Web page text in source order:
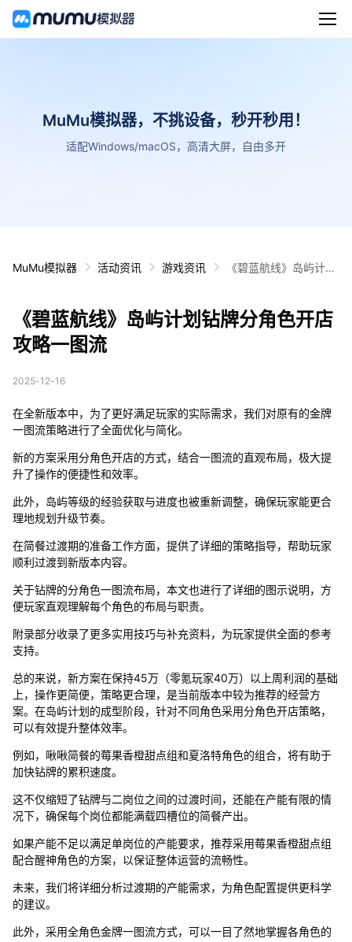
MuMu模拟器，不挑设备，秒开秒用！
适配Windows/macOS，高清大屏，自由多开
MuMu模拟器 活动资讯 游戏资讯
《碧蓝航线》岛屿计划
《碧蓝航线》岛屿计划钻牌分角色开店
攻略一图流
2025-12-16
在全新版本中，为了更好满足玩家的实际需求，我们对原有的金牌
一图流策略进行了全面优化与简化。
新的方案采用分角色开店的方式，结合一图流的直观布局，极大提
升了操作的便捷性和效率。
此外，岛屿等级的经验获取与进度也被重新调整，确保玩家能更合
理地规划升级节奏。
在简餐过渡期的准备工作方面，提供了详细的策略指导，帮助玩家
顺利过渡到新版本内容。
关于钻牌的分角色一图流布局，本文也进行了详细的图示说明，方
便玩家直观理解每个角色的布局与职责。
附录部分收录了更多实用技巧与补充资料，为玩家提供全面的参考
支持。
总的来说，新方案在保持45万（零氪玩家40万）以上周利润的基础
上，操作更简便，策略更合理，是当前版本中较为推荐的经营方
案。在岛屿计划的成型阶段，针对不同角色采用分角色开店策略，
可以有效提升整体效率。
例如，啾啾简餐的莓果香橙甜点组和夏洛特角色的组合，将有助于
加快钻牌的累积速度。
这不仅缩短了钻牌与二岗位之间的过渡时间，还能在产能有限的情
况下，确保每个岗位都能满载四槽位的简餐产出。
如果产能不足以满足单岗位的产能要求，推荐采用莓果香橙甜点组
配合醒神角色的方案，以保证整体运营的流畅性。
未来，我们将详细分析过渡期的产能需求，为角色配置提供更科学
的建议。
此外，采用全角色金牌一图流方式，可以一目了然地掌握各角色的